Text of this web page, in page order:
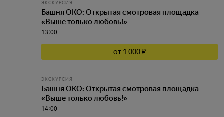
ЭКСКУРСИЯ
Башня ОКО: Открытая смотровая площадка
«Выше только любовь!»
13:00
от 1 000 ₽
ЭКСКУРСИЯ
Башня ОКО: Открытая смотровая площадка
«Выше только любовь!»
14:00